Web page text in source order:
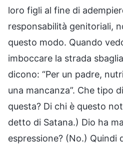
loro figli al fine di
responsabilità genitoriali,
questo modo. Quando
imboccare la strada
dicono: “Per un padre,
una mancanza”. Che tipo
questa? Di chi è questo
detto di Satana.) Dio ha
espressione? (No.) Quindi